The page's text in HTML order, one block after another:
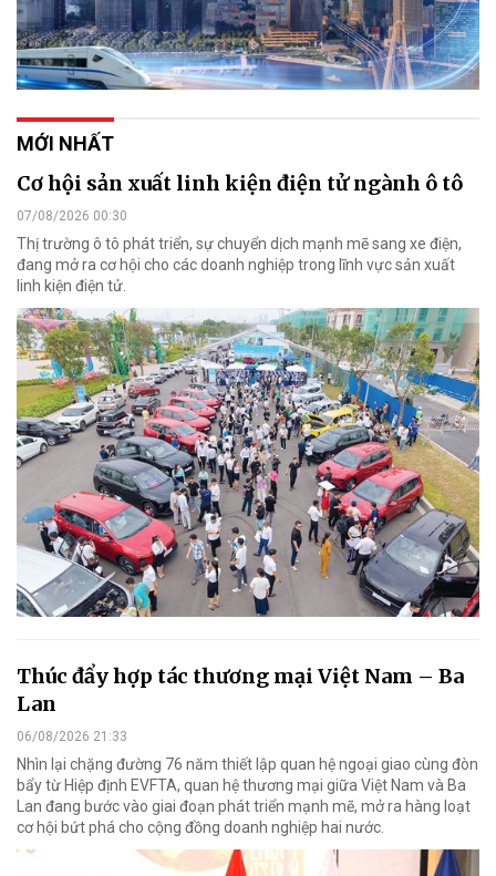
MỚI NHẤT
Cơ hội sản xuất linh kiện điện tử ngành ô tô
07/08/2026 00:30
Thị trường ô tô phát triển, sự chuyển dịch mạnh mẽ sang xe điện,
đang mở ra cơ hội cho các doanh nghiệp trong lĩnh vực sản xuất
linh kiện điện tử.
Thúc đẩy hợp tác thương mại Việt Nam – Ba
Lan
06/08/2026 21:33
Nhìn lại chặng đường 76 năm thiết lập quan hệ ngoại giao cùng đòn
bẩy từ Hiệp định EVFTA, quan hệ thương mại giữa Việt Nam và Ba
Lan đang bước vào giai đoạn phát triển mạnh mẽ, mở ra hàng loạt
cơ hội bứt phá cho cộng đồng doanh nghiệp hai nước.